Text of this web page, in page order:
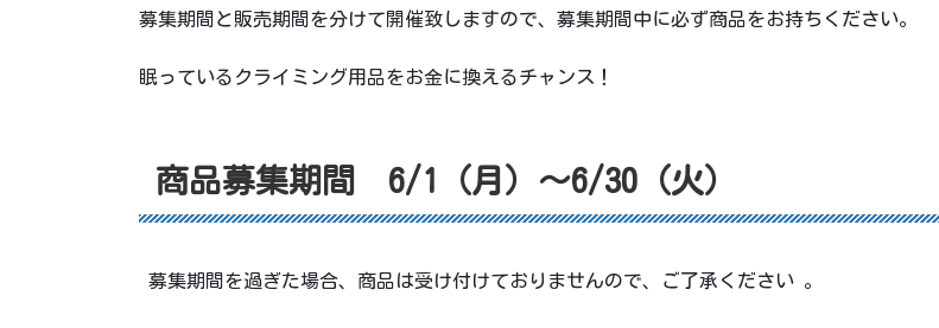
募集期間と販売期間を分けて開催致しますので、募集期間中に必ず商品をお持ちください。
眠っているクライミング用品をお金に換えるチャンス！
商品募集期間 6/1（月）～6/30（火）
募集期間を過ぎた場合、商品は受け付けておりませんので、ご了承ください 。